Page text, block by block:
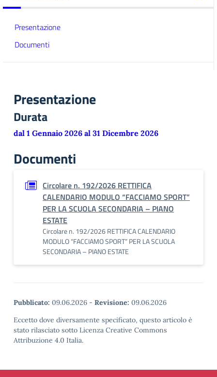
Presentazione
Documenti
Presentazione
Durata
dal 1 Gennaio 2026 al 31 Dicembre 2026
Documenti
Circolare n. 192/2026 RETTIFICA
CALENDARIO MODULO “FACCIAMO SPORT”
PER LA SCUOLA SECONDARIA – PIANO
ESTATE
Circolare n. 192/2026 RETTIFICA CALENDARIO
MODULO “FACCIAMO SPORT” PER LA SCUOLA
SECONDARIA – PIANO ESTATE
Pubblicato: 09.06.2026 - Revisione: 09.06.2026
Eccetto dove diversamente specificato, questo articolo è
stato rilasciato sotto Licenza Creative Commons
Attribuzione 4.0 Italia.